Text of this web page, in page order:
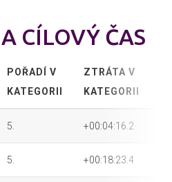
CÍLOVÝ ČAS
POŘADÍ V
KATEGORII
ZTRÁTA V
KATEGORII
5. +00:04:16.2
5. +00:18:23.4